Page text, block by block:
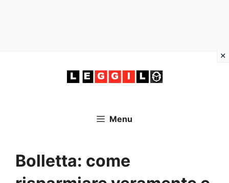
Menu
Bolletta: come